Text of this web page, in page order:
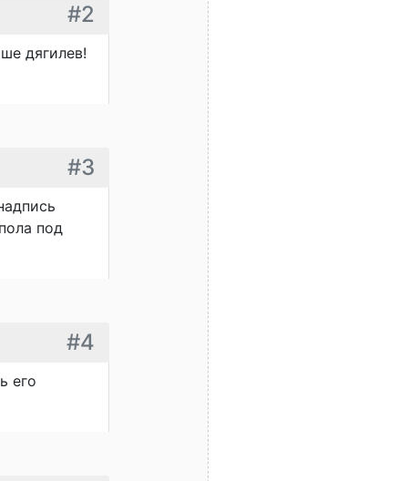
#2
дягилев!
#3
под
#4
его